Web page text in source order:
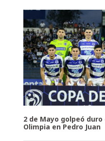
2 de Mayo golpeó
Olimpia en Pedro Juan